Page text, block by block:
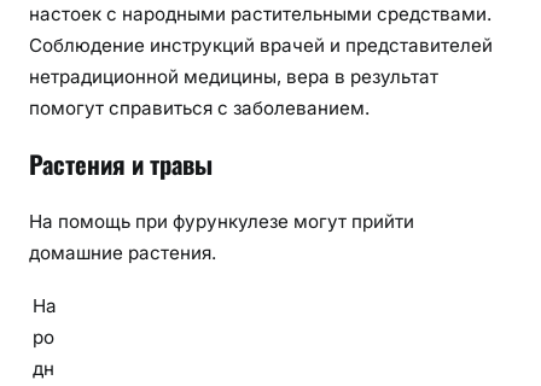
настоек с народными растительными средствами.
Соблюдение инструкций врачей и представителей
нетрадиционной медицины, вера в результат
помогут справиться с заболеванием.
Растения и травы
На помощь при фурункулезе могут прийти
домашние растения.
На
ро
дн